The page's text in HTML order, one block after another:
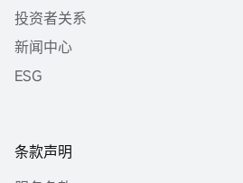
投资者关系
新闻中心
ESG
条款声明